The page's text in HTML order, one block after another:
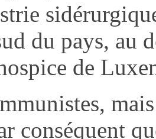
du pays, au
de
conséquent